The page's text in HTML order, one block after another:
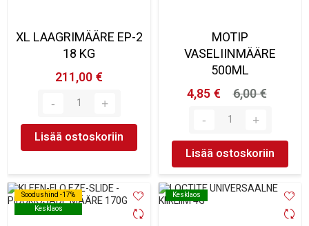
XL LAAGRIMÄÄRE EP-2
18 KG
211,00 €
Lisää ostoskoriin
MOTIP
VASELIINMÄÄRE
500ML
4,85 €
6,00 €
Lisää ostoskoriin
Soodushind -17%
Kesklaos
Soodushind -17%
Kesklaos
Kesklaos
Kesklaos